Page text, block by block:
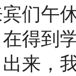
们午
得到
来，